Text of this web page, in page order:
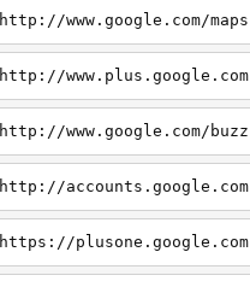
http://www.google.com/maps
http://www.plus.google.com
http://www.google.com/buzz
http://accounts.google.com
https://plusone.google.com